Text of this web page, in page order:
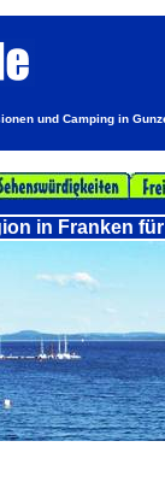
und Camping in
in Franken